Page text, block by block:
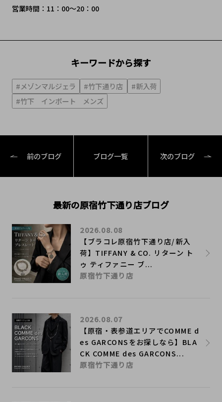
営業時間：11：00～20：00
キーワードから探す
#メゾンマルジェラ #竹下通り店
#新入荷
#竹下 インポート メンズ
前のブログ ブログ一覧 次のブログ
最新の原宿竹下通り店ブログ
【ブラコレ原宿竹下通り店/新入
荷】TIFFANY & CO. リターン ト
ゥ ティファニー ブ...
2026.08.08
原宿竹下通り店
【原宿・表参道エリアでCOMME d
es GARCONSをお探しなら】BLA
CK COMME des GARCONS...
2026.08.07
原宿竹下通り店